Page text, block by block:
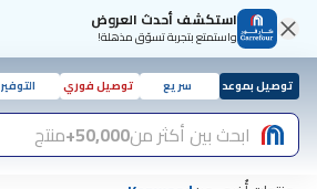
استكشف أحدث العروض
واستمتع بتجربة تسوّق مذهلة!
توصيل بموعد سريع توصيل فوري التوفير
ابحث بين أكثر من50,000+ منتج